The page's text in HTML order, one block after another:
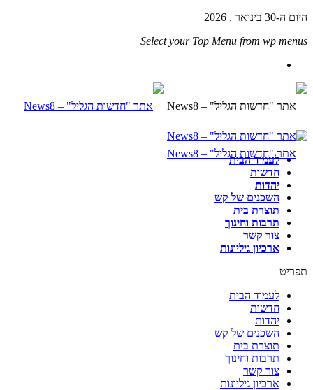
היום ה-30 בינואר , 2026
Select your Top Menu from wp menus
לעמוד הבית
חדשות
יהדות
השכנים של קש
תוצרת בית
תרבות וחינוך
צור קשר
ארכיון גיליונות
תפריט
לעמוד הבית
חדשות
יהדות
השכנים של קש
תוצרת בית
תרבות וחינוך
צור קשר
ארכיון גיליונות